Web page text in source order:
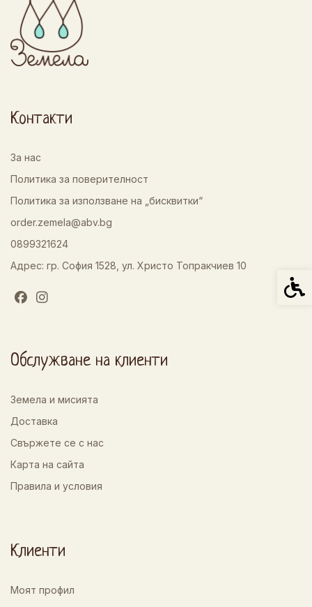
Контакти
За нас
Политика за поверителност
Политика за използване на „бисквитки“
order.zemela@abv.bg
0899321624
Адрес: гр. София 1528, ул. Христо Топракчиев 10
Обслужване на клиенти
Земела и мисията
Доставка
Свържете се с нас
Карта на сайта
Правила и условия
Клиенти
Моят профил